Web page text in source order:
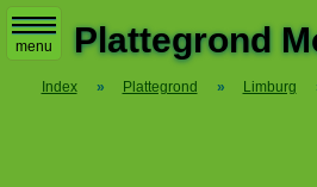
menu Plattegrond
Index » Plattegrond » Limburg